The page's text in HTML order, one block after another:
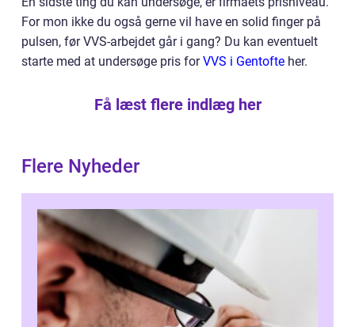
For mon ikke du også gerne vil have en solid finger på
pulsen, før VVS-arbejdet går i gang? Du kan eventuelt
starte med at undersøge pris forVVS i Gentofte her.
Få læst flere indlæg her
Flere Nyheder